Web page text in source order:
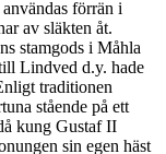
förrän i
av släkten åt.
stamgods i Måhla
Lindved d.y. hade
traditionen
stående på ett
kung Gustaf II
sin egen häst